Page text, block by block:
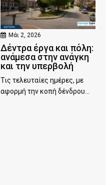
Μάι 2, 2026
Δέντρα έργα και πόλη:
ανάμεσα στην ανάγκη
και την υπερβολή
Τις τελευταίες ημέρες, με
αφορμή την κοπή δένδρου...